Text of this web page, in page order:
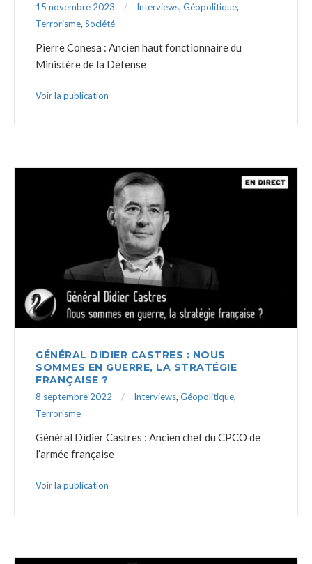
15 novembre 2023 Interviews, Géopolitique,
Terrorisme, Société
Pierre Conesa : Ancien haut fonctionnaire du
Ministère de la Défense
Voir la publication
GÉNÉRAL DIDIER CASTRES : NOUS
SOMMES EN GUERRE, LA STRATÉGIE
FRANÇAISE ?
8 septembre 2022 Interviews, Géopolitique,
Terrorisme
Général Didier Castres : Ancien chef du CPCO de
l’armée française
Voir la publication